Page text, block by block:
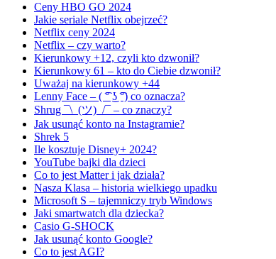
Ceny HBO GO 2024
Jakie seriale Netflix obejrzeć?
Netflix ceny 2024
Netflix – czy warto?
Kierunkowy +12, czyli kto dzwonił?
Kierunkowy 61 – kto do Ciebie dzwonił?
Uważaj na kierunkowy +44
Lenny Face – ( ͡° ͜ʖ ͡°) co oznacza?
Shrug ¯\_(ツ)_/¯ – co znaczy?
Jak usunąć konto na Instagramie?
Shrek 5
Ile kosztuje Disney+ 2024?
YouTube bajki dla dzieci
Co to jest Matter i jak działa?
Nasza Klasa – historia wielkiego upadku
Microsoft S – tajemniczy tryb Windows
Jaki smartwatch dla dziecka?
Casio G-SHOCK
Jak usunąć konto Google?
Co to jest AGI?